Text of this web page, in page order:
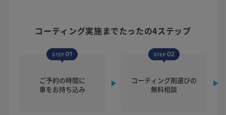
コーティング実施までたったの4ステップ
ご予約の時間に
車をお持ち込み
コーティング剤選びの
無料相談